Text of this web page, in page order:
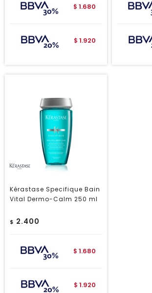
$ 1.680
$ 1.920
Kérastase Specifique Bain
Vital Dermo-Calm 250 ml
$ 2.400
$ 1.680
$ 1.920